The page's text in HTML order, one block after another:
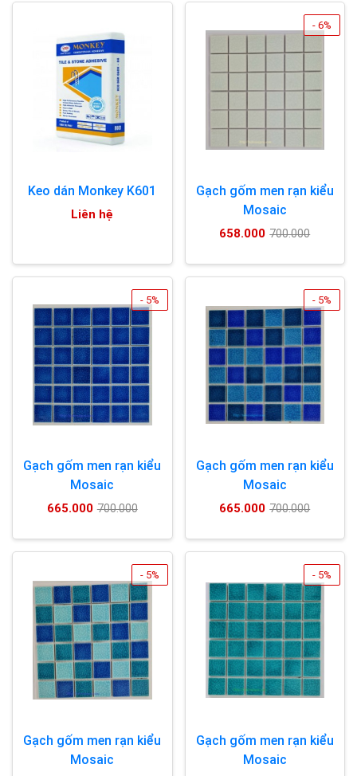
Keo dán Monkey K601
Liên hệ
- 6%
Gạch gốm men rạn kiểu
Mosaic
658.000 700.000
- 5%
Gạch gốm men rạn kiểu
Mosaic
665.000 700.000
- 5%
Gạch gốm men rạn kiểu
Mosaic
665.000 700.000
- 5%
Gạch gốm men rạn kiểu
Mosaic
- 5%
Gạch gốm men rạn kiểu
Mosaic